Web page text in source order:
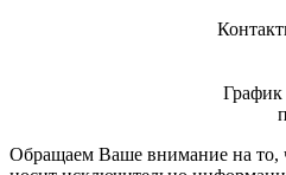
График
Обращаем Ваше внимание на то,